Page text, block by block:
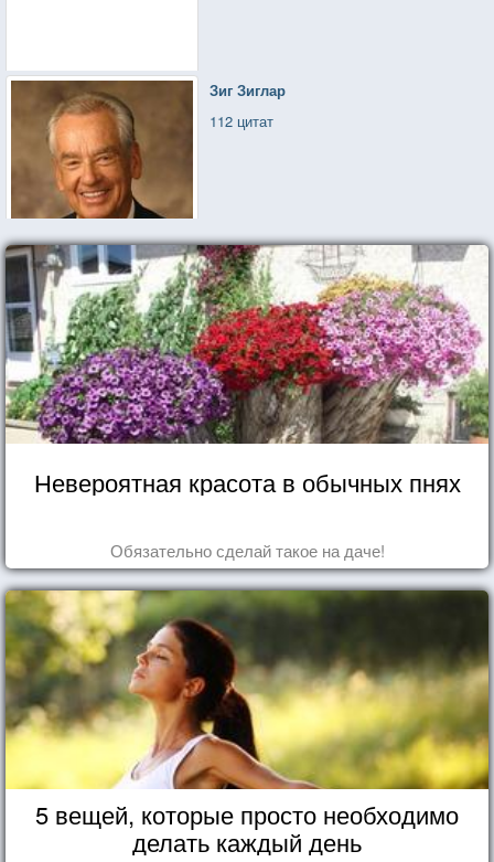
Зиг Зиглар
112 цитат
Невероятная красота в обычных пнях
Обязательно сделай такое на даче!
5 вещей, которые просто необходимо
делать каждый день